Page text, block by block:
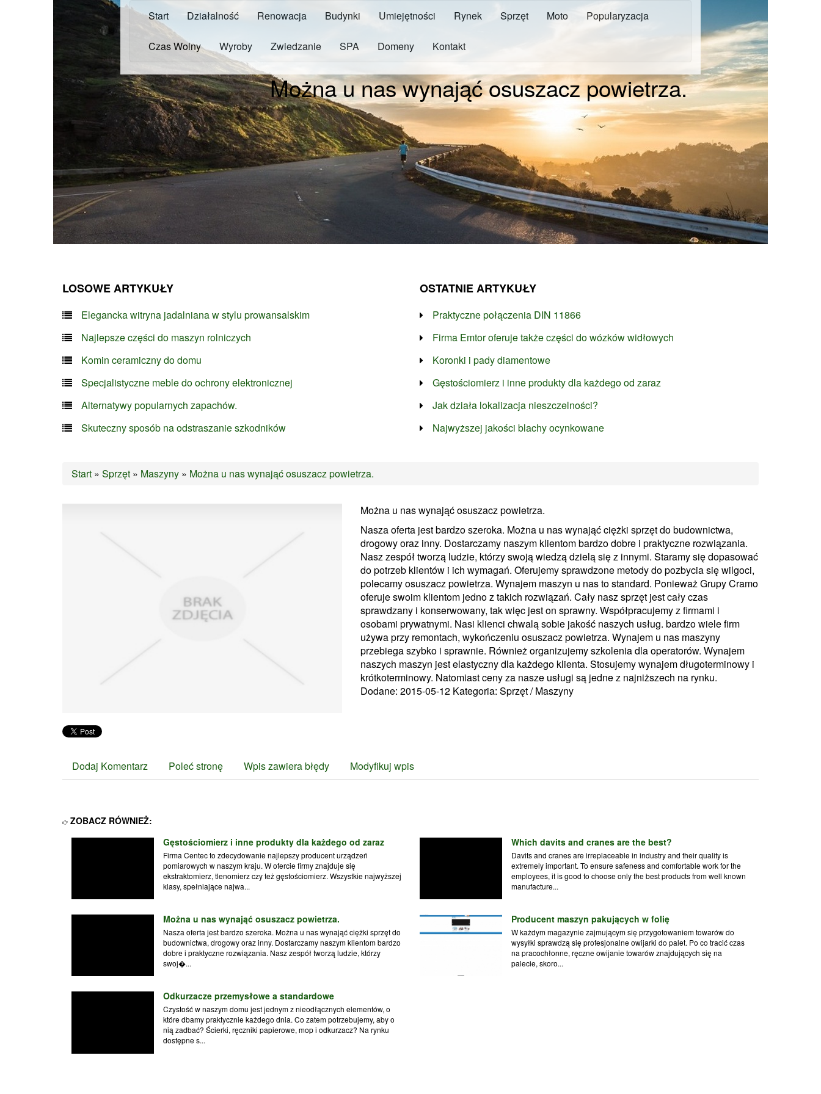
Start Działalność Renowacja Budynki Umiejętności Rynek Sprzęt Moto Popularyzacja
Czas Wolny Wyroby Zwiedzanie SPA Domeny Kontakt
Można u nas wynająć osuszacz powietrza.
LOSOWE ARTYKUŁY
Elegancka witryna jadalniana w stylu prowansalskim
Najlepsze części do maszyn rolniczych
Komin ceramiczny do domu
Specjalistyczne meble do ochrony elektronicznej
Alternatywy popularnych zapachów.
Skuteczny sposób na odstraszanie szkodników
OSTATNIE ARTYKUŁY
Praktyczne połączenia DIN 11866
Firma Emtor oferuje także części do wózków widłowych
Koronki i pady diamentowe
Gęstościomierz i inne produkty dla każdego od zaraz
Jak działa lokalizacja nieszczelności?
Najwyższej jakości blachy ocynkowane
Start » Sprzęt » Maszyny » Można u nas wynająć osuszacz powietrza.
Można u nas wynająć osuszacz powietrza.
Nasza oferta jest bardzo szeroka. Można u nas wynająć ciężki sprzęt do budownictwa,
drogowy oraz inny. Dostarczamy naszym klientom bardzo dobre i praktyczne rozwiązania.
Nasz zespół tworzą ludzie, którzy swoją wiedzą dzielą się z innymi. Staramy się dopasować
do potrzeb klientów i ich wymagań. Oferujemy sprawdzone metody do pozbycia się wilgoci,
polecamy osuszacz powietrza. Wynajem maszyn u nas to standard. Ponieważ Grupy Cramo
oferuje swoim klientom jedno z takich rozwiązań. Cały nasz sprzęt jest cały czas
sprawdzany i konserwowany, tak więc jest on sprawny. Współpracujemy z firmami i
osobami prywatnymi. Nasi klienci chwalą sobie jakość naszych usług. bardzo wiele firm
używa przy remontach, wykończeniu osuszacz powietrza. Wynajem u nas maszyny
przebiega szybko i sprawnie. Również organizujemy szkolenia dla operatorów. Wynajem
naszych maszyn jest elastyczny dla każdego klienta. Stosujemy wynajem długoterminowy i
krótkoterminowy. Natomiast ceny za nasze usługi są jedne z najniższech na rynku.
Dodane: 2015-05-12 Kategoria: Sprzęt / Maszyny
Dodaj Komentarz Poleć stronę Wpis zawiera błędy Modyfikuj wpis
ZOBACZ RÓWNIEŻ:
Gęstościomierz i inne produkty dla każdego od zaraz
Firma Centec to zdecydowanie najlepszy producent urządzeń
pomiarowych w naszym kraju. W ofercie firmy znajduje się
ekstraktomierz, tlenomierz czy też gęstościomierz. Wszystkie najwyższej
klasy, spełniające najwa...
Which davits and cranes are the best?
Davits and cranes are irreplaceable in industry and their quality is
extremely important. To ensure safeness and comfortable work for the
employees, it is good to choose only the best products from well known
manufacture...
Można u nas wynająć osuszacz powietrza.
Nasza oferta jest bardzo szeroka. Można u nas wynająć ciężki sprzęt do
budownictwa, drogowy oraz inny. Dostarczamy naszym klientom bardzo
dobre i praktyczne rozwiązania. Nasz zespół tworzą ludzie, którzy
swoj�...
Producent maszyn pakujących w folię
W każdym magazynie zajmującym się przygotowaniem towarów do
wysyłki sprawdzą się profesjonalne owijarki do palet. Po co tracić czas
na pracochłonne, ręczne owijanie towarów znajdujących się na
palecie, skoro...
Odkurzacze przemysłowe a standardowe
Czystość w naszym domu jest jednym z nieodłącznych elementów, o
które dbamy praktycznie każdego dnia. Co zatem potrzebujemy, aby o
nią zadbać? Ścierki, ręczniki papierowe, mop i odkurzacz? Na rynku
dostępne s...